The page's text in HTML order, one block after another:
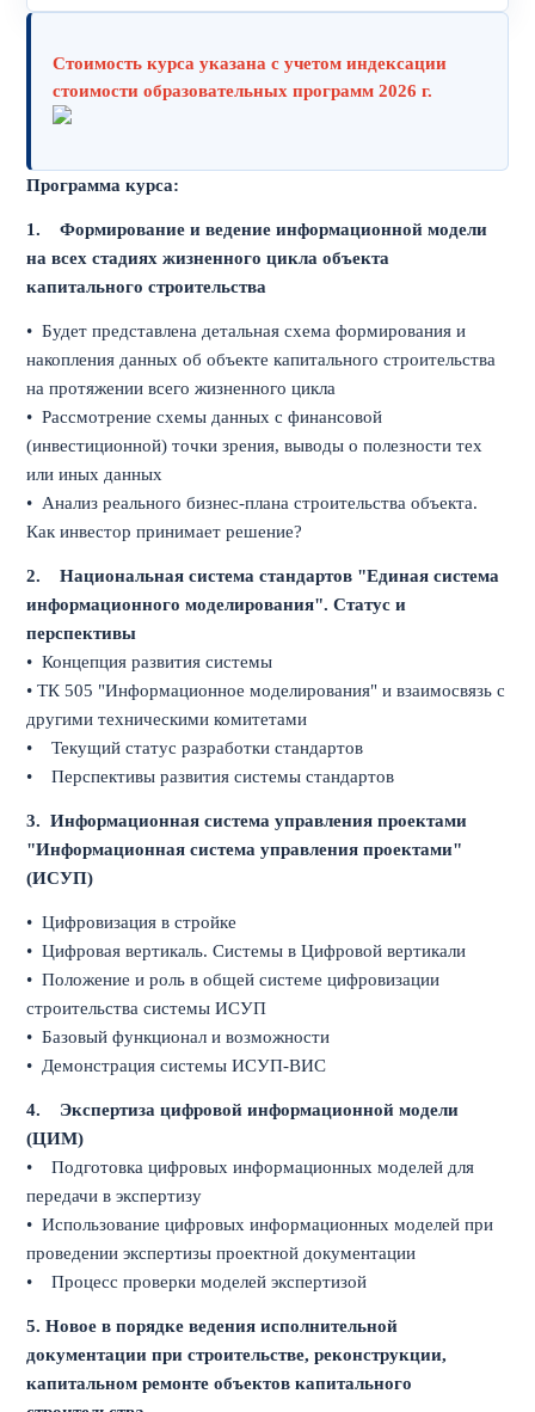
Стоимость курса указана с учетом индексации
стоимости образовательных программ 2026 г.
Программа курса:
1.
Формирование и ведение информационной модели
на всех стадиях жизненного цикла объекта
капитального строительства
• Будет представлена детальная схема формирования и
накопления данных об объекте капитального строительства
на протяжении всего жизненного цикла
• Рассмотрение схемы данных с финансовой
(инвестиционной) точки зрения, выводы о полезности тех
или иных данных
• Анализ реального бизнес-плана строительства объекта.
Как инвестор принимает решение?
2.
Национальная система стандартов "Единая система
информационного моделирования". Статус и
перспективы
• Концепция развития системы
• ТК 505 "Информационное моделирования" и взаимосвязь с
другими техническими комитетами
• Текущий статус разработки стандартов
• Перспективы развития системы стандартов
3. Информационная система управления проектами
"Информационная система управления проектами"
(ИСУП)
• Цифровизация в стройке
• Цифровая вертикаль. Системы в Цифровой вертикали
• Положение и роль в общей системе цифровизации
строительства системы ИСУП
• Базовый функционал и возможности
• Демонстрация системы ИСУП-ВИС
4.
Экспертиза цифровой информационной модели
(ЦИМ)
• Подготовка цифровых информационных моделей для
передачи в экспертизу
• Использование цифровых информационных моделей при
проведении экспертизы проектной документации
• Процесс проверки моделей экспертизой
5. Новое в порядке ведения исполнительной
документации при строительстве, реконструкции,
капитальном ремонте объектов капитального